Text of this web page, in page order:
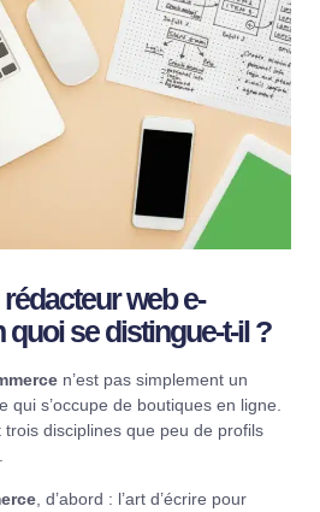
rédacteur web e-
se distingue-t-il ?
n’est pas simplement un
qui s’occupe de boutiques en ligne.
disciplines que peu de profils
, d’abord : l’art d’écrire pour